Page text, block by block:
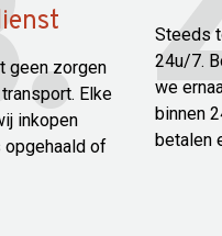
geen zorgen
Elke
inkopen
of
Steeds
24u/7.
we
binnen
betalen